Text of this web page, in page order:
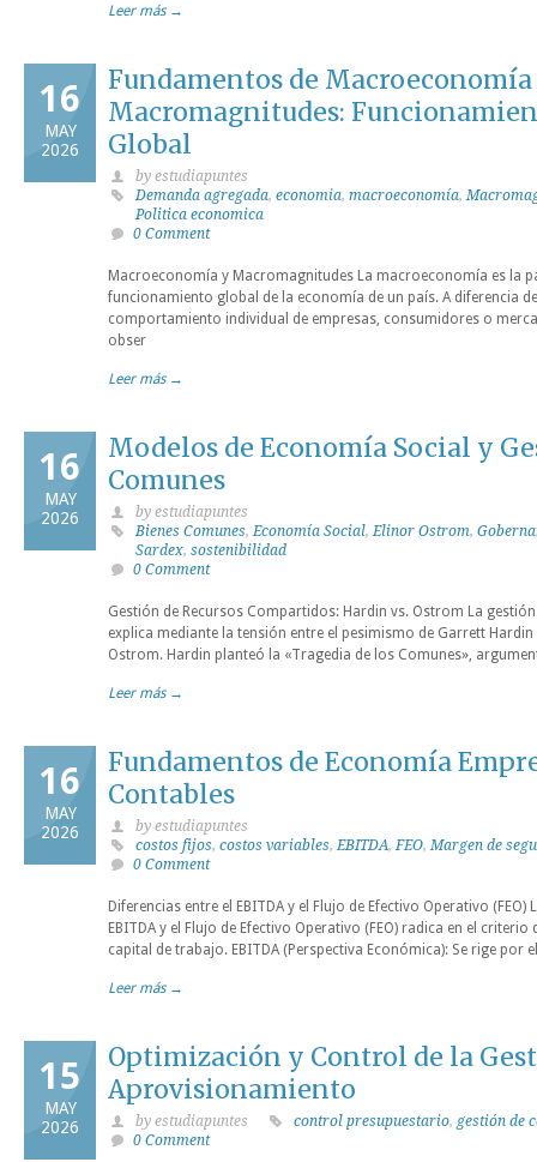
Leer más →
16
MAY
2026
Fundamentos de
Macromagnitudes:
Global
by estudiapuntes
Demanda agregada, economia, macroeconomía,
Politica economica
0 Comment
Macroeconomía y Macromagnitudes La macroeconomía es la
funcionamiento global de la economía de un país. A diferencia
comportamiento individual de empresas, consumidores o
obser
Leer más →
16
MAY
2026
Modelos de Economía Social y
Comunes
by estudiapuntes
Bienes Comunes,Economía Social,Elinor Ostrom,
Sardex, sostenibilidad
0 Comment
Gestión de Recursos Compartidos: Hardin vs. Ostrom La
explica mediante la tensión entre el pesimismo de Garrett
Ostrom. Hardin planteó la «Tragedia de los Comunes»,
Leer más →
16
MAY
2026
Fundamentos de Economía
Contables
by estudiapuntes
costos fijos, costos variables,EBITDA,FEO,Margen de
0 Comment
Diferencias entre el EBITDA y el Flujo de Efectivo Operativo
EBITDA y el Flujo de Efectivo Operativo (FEO) radica en el
capital de trabajo. EBITDA (Perspectiva Económica): Se rige por
Leer más →
15
MAY
2026
Optimización y Control de la
Aprovisionamiento
by estudiapuntes control presupuestario, gestión de
0 Comment